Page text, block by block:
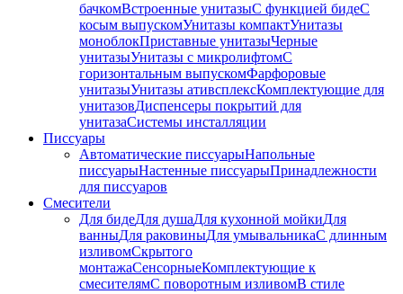
бачкомВстроенные унитазыС функцией бидеС
косым выпускомУнитазы компактУнитазы
моноблокПриставные унитазыЧерные
унитазыУнитазы с микролифтомC
горизонтальным выпускомФарфоровые
унитазыУнитазы ативсплексКомплектующие для
унитазовДиспенсеры покрытий для
унитазаСистемы инсталляции
Писсуары
Автоматические писсуарыНапольные
писсуарыНастенные писсуарыПринадлежности
для писсуаров
Смесители
Для бидеДля душаДля кухонной мойкиДля
ванныДля раковиныДля умывальникаС длинным
изливомСкрытого
монтажаСенсорныеКомплектующие к
смесителямС поворотным изливомВ стиле